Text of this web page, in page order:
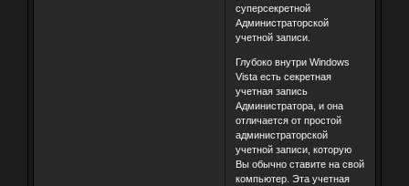
суперсекретной
Администраторской
учетной записи.
Глубоко внутри Windows
Vista есть секретная
учетная запись
Администратора, и она
отличается от простой
администраторской
учетной записи, которую
Вы обычно ставите на свой
компьютер. Эта учетная